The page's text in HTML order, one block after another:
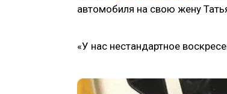
автомобиля на свою жену
«У нас нестандартное